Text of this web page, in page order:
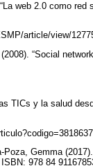
web 2.0 como
article/view/
“Social
TICs y la salud
Poza, Gemma
978 84